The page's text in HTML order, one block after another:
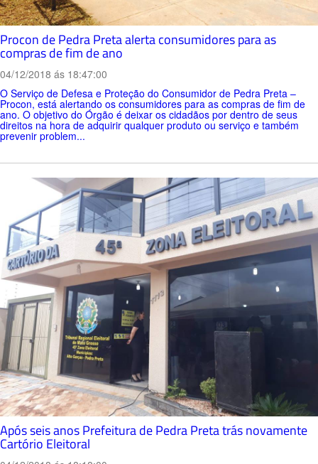
Procon de Pedra Preta alerta consumidores para as
compras de fim de ano
04/12/2018 ás 18:47:00
O Serviço de Defesa e Proteção do Consumidor de Pedra Preta –
Procon, está alertando os consumidores para as compras de fim de
ano. O objetivo do Órgão é deixar os cidadãos por dentro de seus
direitos na hora de adquirir qualquer produto ou serviço e também
prevenir problem...
Após seis anos Prefeitura de Pedra Preta trás novamente
Cartório Eleitoral